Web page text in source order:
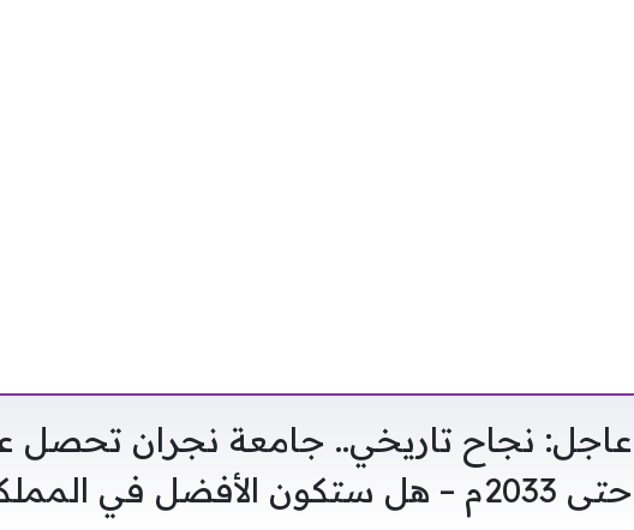
عاجل: نجاح تاريخي.. جامعة نجران تحصل
حتى 2033م – هل ستكون الأفضل في المملكة?